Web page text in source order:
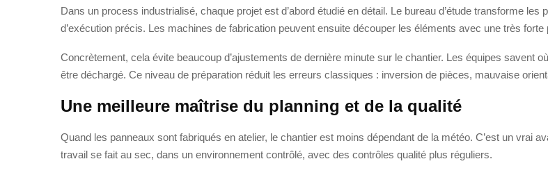
Dans un process industrialisé, chaque projet est d’abord étudié en détail. Le bureau d’étude transforme
d’exécution précis. Les machines de fabrication peuvent ensuite découper les éléments avec une très
Concrètement, cela évite beaucoup d’ajustements de dernière minute sur le chantier. Les équipes savent
être déchargé. Ce niveau de préparation réduit les erreurs classiques : inversion de pièces, mauvaise
Une meilleure maîtrise du planning et de la qualité
Quand les panneaux sont fabriqués en atelier, le chantier est moins dépendant de la météo. C’est un vrai
travail se fait au sec, dans un environnement contrôlé, avec des contrôles qualité plus réguliers.